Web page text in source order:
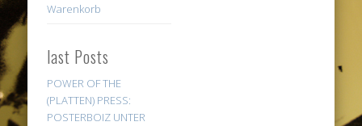
Warenkorb
last Posts
POWER OF THE
(PLATTEN) PRESS:
POSTERBOIZ UNTER